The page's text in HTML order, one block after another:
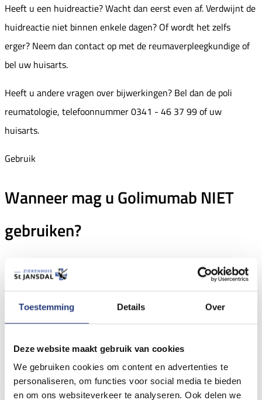
Toestemming Details Over
Deze website maakt gebruik van cookies
We gebruiken cookies om content en advertenties te
personaliseren, om functies voor social media te bieden
en om ons websiteverkeer te analyseren. Ook delen we
Heeft u een huidreactie? Wacht dan eerst even af. Verdwijnt de
huidreactie niet binnen enkele dagen? Of wordt het zelfs
erger? Neem dan contact op met de reumaverpleegkundige of
bel uw huisarts.
Heeft u andere vragen over bijwerkingen? Bel dan de poli
reumatologie, telefoonnummer 0341 - 46 37 99 of uw
huisarts.
Gebruik
Wanneer mag u Golimumab NIET
gebruiken?
Heeft u een infectie, gebruik dan geen Golimumab.Het
medicijn onderdrukt uw afweersysteem. Daardoor heeft u
misschien minder klachten, maar het herstel duurt langer.
Stop tijdelijk met Golimumab tot de infectie helemaal weg is.
Daarna mag u weer beginnen.
Een infectie kan op de huid of in het lichaam zitten.
Voorbeelden van een huidinfectie: